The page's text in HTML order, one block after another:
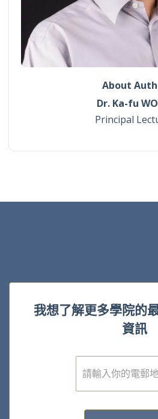
About
Dr. Ka-fu
Principal
我想了解更多學院的
資訊
電
子